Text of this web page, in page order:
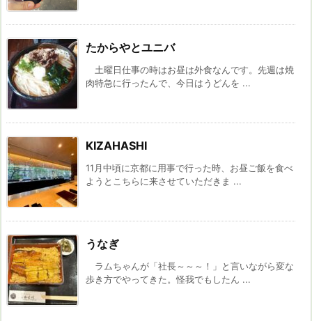
たからやとユニバ
土曜日仕事の時はお昼は外食なんです。先週は焼
肉特急に行ったんで、今日はうどんを ...
KIZAHASHI
11月中頃に京都に用事で行った時、お昼ご飯を食べ
ようとこちらに来させていただきま ...
うなぎ
ラムちゃんが「社長～～～！」と言いながら変な
歩き方でやってきた。怪我でもしたん ...